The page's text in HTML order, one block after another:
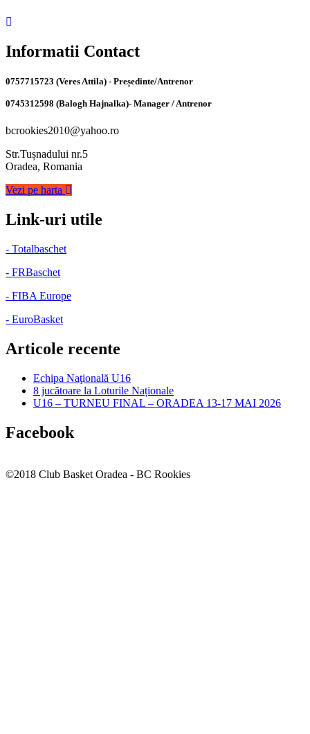
Informatii Contact
0757715723 (Veres Attila) - Președinte/Antrenor
0745312598 (Balogh Hajnalka)- Manager / Antrenor
bcrookies2010@yahoo.ro
Str.Tușnadului nr.5
Oradea, Romania
Vezi pe harta
Link-uri utile
- Totalbaschet
- FRBaschet
- FIBA Europe
- EuroBasket
Articole recente
Echipa Naţională U16
8 jucătoare la Loturile Naționale
U16 – TURNEU FINAL – ORADEA 13-17 MAI 2026
Facebook
©2018 Club Basket Oradea - BC Rookies